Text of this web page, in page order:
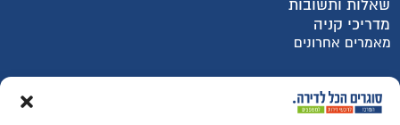
שאלות ותשובות
מדריכי קניה
מאמרים אחרונים